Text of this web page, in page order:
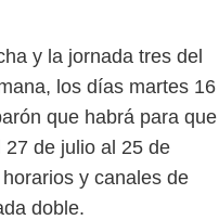
y la jornada tres del
los días martes 16
que habrá para que
de julio al 25 de
y canales de
doble.